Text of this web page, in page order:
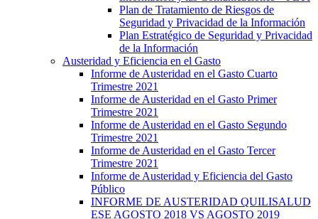
Plan de Tratamiento de Riesgos de
Seguridad y Privacidad de la Información
Plan Estratégico de Seguridad y Privacidad
de la Información
Austeridad y Eficiencia en el Gasto
Informe de Austeridad en el Gasto Cuarto
Trimestre 2021
Informe de Austeridad en el Gasto Primer
Trimestre 2021
Informe de Austeridad en el Gasto Segundo
Trimestre 2021
Informe de Austeridad en el Gasto Tercer
Trimestre 2021
Informe de Austeridad y Eficiencia del Gasto
Público
INFORME DE AUSTERIDAD QUILISALUD
ESE AGOSTO 2018 VS AGOSTO 2019